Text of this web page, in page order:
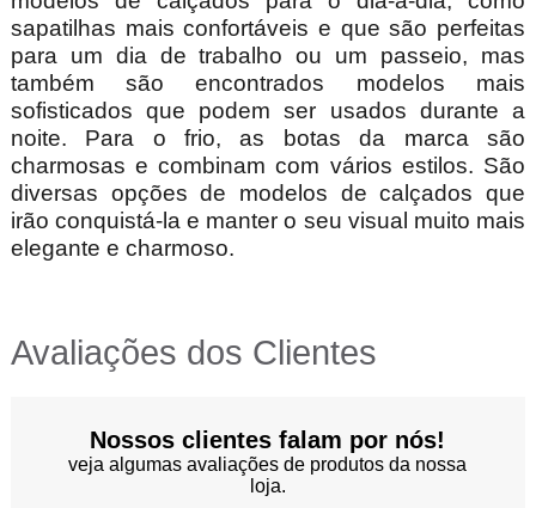
sapatilhas mais confortáveis e que são perfeitas
para um dia de trabalho ou um passeio, mas
também são encontrados modelos mais
sofisticados que podem ser usados durante a
noite. Para o frio, as botas da marca são
charmosas e combinam com vários estilos. São
diversas opções de modelos de calçados que
irão conquistá-la e manter o seu visual muito mais
elegante e charmoso.
Avaliações dos Clientes
Nossos clientes falam por nós!
veja algumas avaliações de produtos da nossa
loja.